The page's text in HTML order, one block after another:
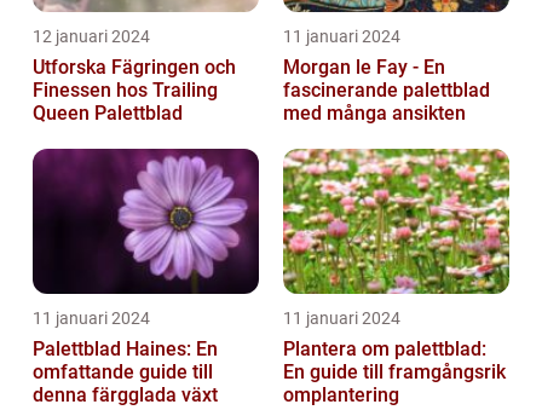
12 januari 2024
Utforska Fägringen och
Finessen hos Trailing
Queen Palettblad
11 januari 2024
Morgan le Fay - En
fascinerande palettblad
med många ansikten
11 januari 2024
Palettblad Haines: En
omfattande guide till
denna färgglada växt
11 januari 2024
Plantera om palettblad:
En guide till framgångsrik
omplantering